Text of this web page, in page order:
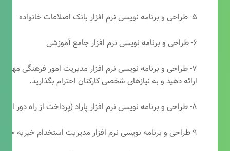
۵- طراحی و برنامه نویسی نرم افزار بانک اصلاعات خانواده
۶- طراحی و برنامه نویسی نرم افزار جامع آموزشی
۷- طراحی و برنامه نویسی نرم افزار مدیریت امور فرهنگی
ارائه دهید و به نیازهای شخصی کارکنان احترام بگذارید.
۸- طراحی و برنامه نویسی نرم افزار پاراد (پرداخت از راه دور انجمن مددکاری امام زمان(عج))
۹ طراحی و برنامه نویسی نرم افزار مدیریت استخدام خیریه حضرت ابوالفضل (ع)